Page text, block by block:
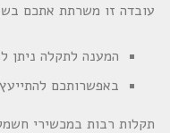
עובדה זו משרתת אתכם
המענה לתקלה ניתן
באפשרותכם
תקלות רבות במכשירי